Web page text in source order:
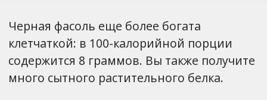
Черная фасоль еще более богата
клетчаткой: в 100-калорийной порции
содержится 8 граммов. Вы также получите
много сытного растительного белка.